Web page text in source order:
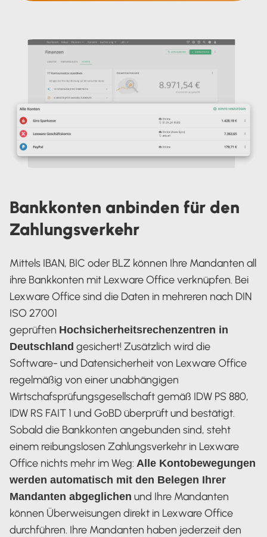
Bankkonten anbinden für den
Zahlungsverkehr
Mittels IBAN, BIC oder BLZ können Ihre Mandanten all
ihre Bankkonten mit Lexware Office verknüpfen. Bei
Lexware Office sind die Daten in mehreren nach DIN
ISO 27001
geprüften Hochsicherheitsrechenzentren in
Deutschland gesichert! Zusätzlich wird die
Software- und Datensicherheit von Lexware Office
regelmäßig von einer unabhängigen
Wirtschafsprüfungsgesellschaft gemäß IDW PS 880,
IDW RS FAIT 1 und GoBD überprüft und bestätigt.
Sobald die Bankkonten angebunden sind, steht
einem reibungslosen Zahlungsverkehr in Lexware
Office nichts mehr im Weg: Alle Kontobewegungen
werden automatisch mit den Belegen Ihrer
Mandanten abgeglichen und Ihre Mandanten
können Überweisungen direkt in Lexware Office
durchführen. Ihre Mandanten haben jederzeit den